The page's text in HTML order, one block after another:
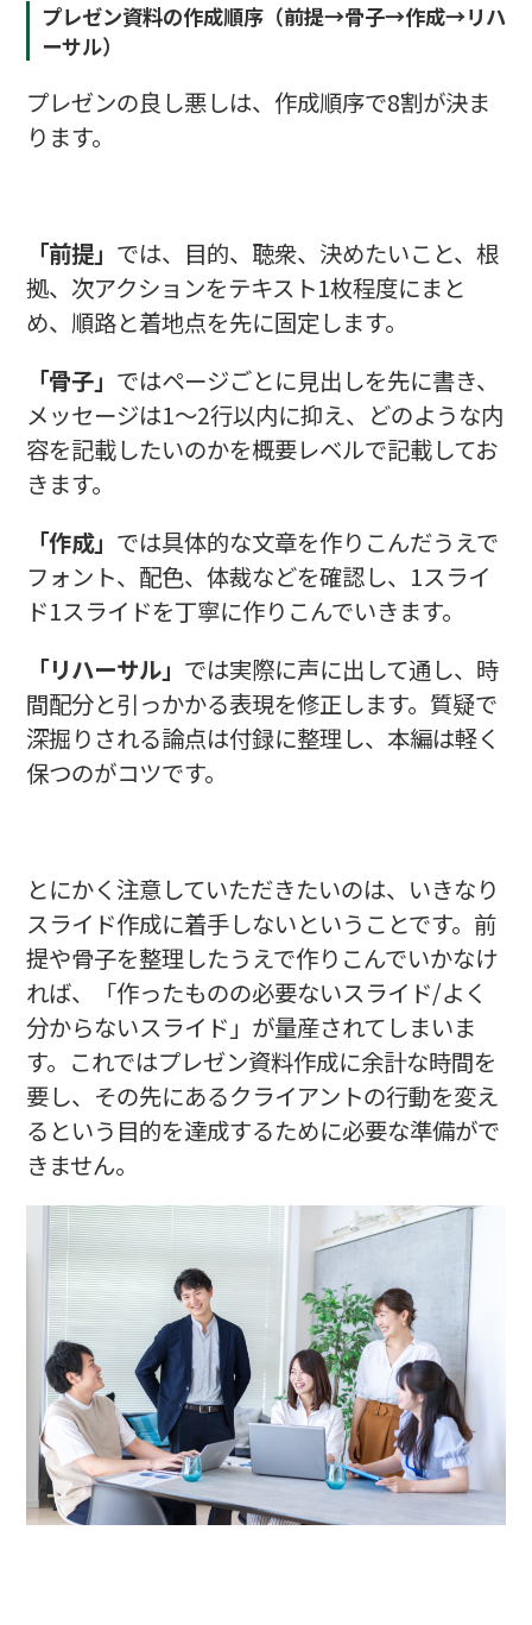
プレゼン資料の作成順序（前提→骨子→作成→リハ
ーサル）
プレゼンの良し悪しは、作成順序で8割が決ま
ります。
「前提」 では、目的、聴衆、決めたいこと、根
拠、次アクションをテキスト1枚程度にまと
め、順路と着地点を先に固定します。
「骨子」 ではページごとに見出しを先に書き、
メッセージは1～2行以内に抑え、どのような内
容を記載したいのかを概要レベルで記載してお
きます。
「作成」 では具体的な文章を作りこんだうえで
フォント、配色、体裁などを確認し、1スライ
ド1スライドを丁寧に作りこんでいきます。
「リハーサル」 では実際に声に出して通し、時
間配分と引っかかる表現を修正します。質疑で
深掘りされる論点は付録に整理し、本編は軽く
保つのがコツです。
とにかく注意していただきたいのは、いきなり
スライド作成に着手しないということです。前
提や骨子を整理したうえで作りこんでいかなけ
れば、「作ったものの必要ないスライド/よく
分からないスライド」が量産されてしまいま
す。これではプレゼン資料作成に余計な時間を
要し、その先にあるクライアントの行動を変え
るという目的を達成するために必要な準備がで
きません。